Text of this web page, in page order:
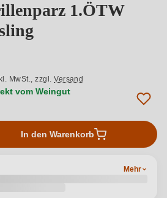
1.ÖTW
MwSt.,zzgl.Versand
vom Weingut
In den Warenkorb
Mehr